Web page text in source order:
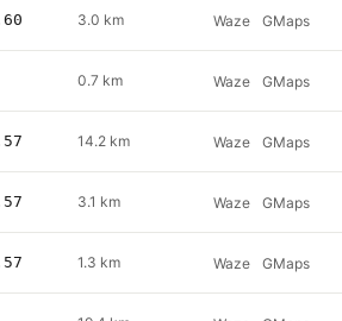
3.0 km Waze GMaps
0.7 km Waze GMaps
14.2 km Waze GMaps
3.1 km Waze GMaps
1.3 km Waze GMaps